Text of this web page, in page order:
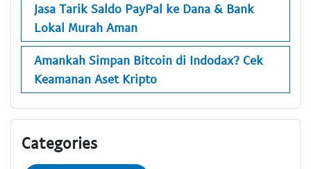
Jasa Tarik Saldo PayPal ke Dana & Bank
Lokal Murah Aman
Amankah Simpan Bitcoin di Indodax? Cek
Keamanan Aset Kripto
Categories